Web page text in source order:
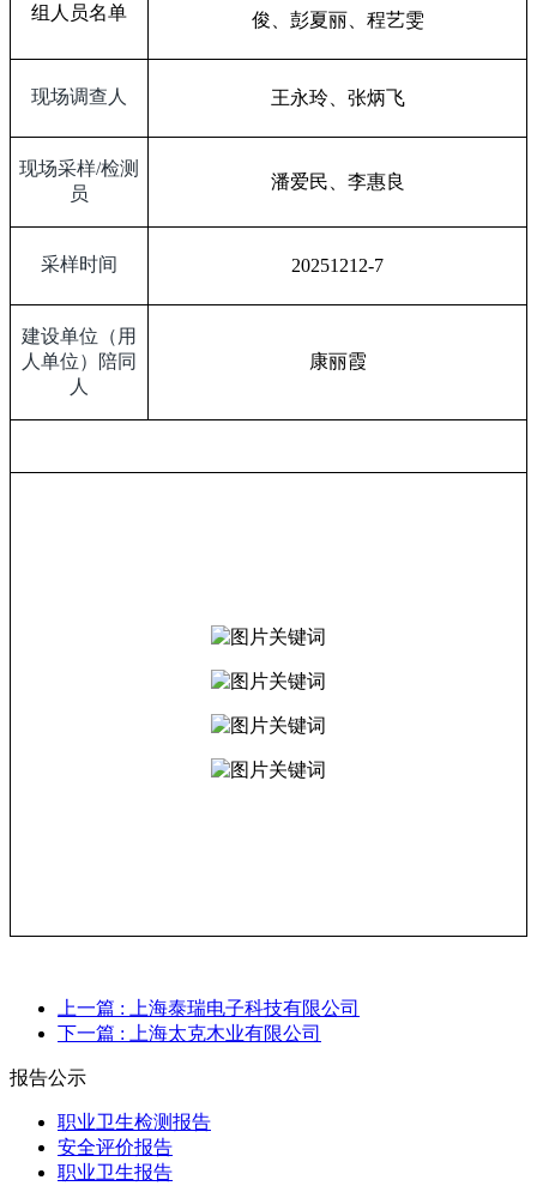
组人员名单
俊、彭夏丽、 程艺雯
现场调查人 王永玲、张炳飞
现场采样/检测
员
潘爱民、李惠良
采样时间 20251212-7
建设单位（用
人单位）陪同
人
康丽霞
上一篇 : 上海泰瑞电子科技有限公司
下一篇 : 上海太克木业有限公司
报告公示
职业卫生检测报告
安全评价报告
职业卫生报告